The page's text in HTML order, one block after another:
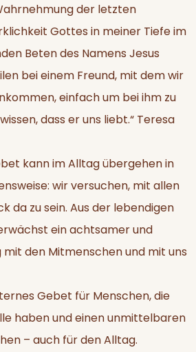
der letzten
Gottes in meiner Tiefe im
Beten des Namens Jesus
bei einem Freund, mit dem wir
einfach um bei ihm zu
dass er uns liebt.“ Teresa
kann im Alltag übergehen in
wir versuchen, mit allen
da zu sein. Aus der lebendigen
ein achtsamer und
den Mitmenschen und mit uns
Gebet für Menschen, die
haben und einen unmittelbaren
– auch für den Alltag.